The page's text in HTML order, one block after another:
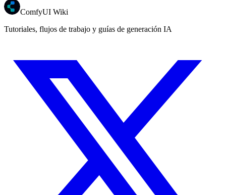
ComfyUI Wiki
Tutoriales, flujos de trabajo y guías de generación IA